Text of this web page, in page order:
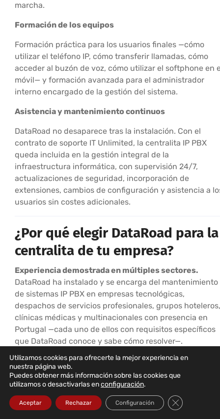
marcha.
Formación de los equipos
Formación práctica para los usuarios finales —cómo
utilizar el teléfono IP, cómo transferir llamadas, cómo
acceder al buzón de voz, cómo utilizar el softphone en
móvil— y formación avanzada para el administrador
interno encargado de la gestión del sistema.
Asistencia y mantenimiento continuos
DataRoad no desaparece tras la instalación. Con el
contrato de soporte IT Unlimited, la centralita IP PBX
queda incluida en la gestión integral de la
infraestructura informática, con supervisión 24/7,
actualizaciones de seguridad, incorporación de
extensiones, cambios de configuración y asistencia a
usuarios sin costes adicionales.
¿Por qué elegir DataRoad para la
centralita de tu empresa?
Experiencia demostrada en múltiples sectores.
DataRoad ha instalado y se encarga del mantenimiento
de sistemas IP PBX en empresas tecnológicas,
despachos de servicios profesionales, grupos hoteleros,
clínicas médicas y multinacionales con presencia en
Portugal —cada uno de ellos con requisitos específicos
que DataRoad conoce y sabe cómo resolver—.
Solución independiente del operador.DataRoad no
está vinculada a ningún operador de
telecomunicaciones: elegimos el proveedor de VoIP que
ofrece las mejores condiciones para el perfil de uso de
cada cliente, y podemos cambiar de operador sin
Utilizamos cookies para ofrecerte la mejor experiencia en
nuestra página web.
Puedes obtener más información sobre las cookies que
utilizamos o desactivarlas enconfiguración.
Aceptar Rechazar Configuración Cerrar el